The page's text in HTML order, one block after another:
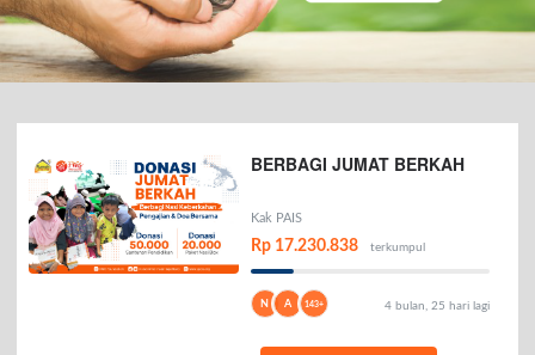
BERBAGI JUMAT BERKAH
Kak PAIS
Rp 17.230.838 terkumpul
N A 143+ 4 bulan, 25 hari lagi